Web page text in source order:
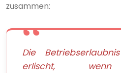
zusammen:
Die
erlischt, wenn